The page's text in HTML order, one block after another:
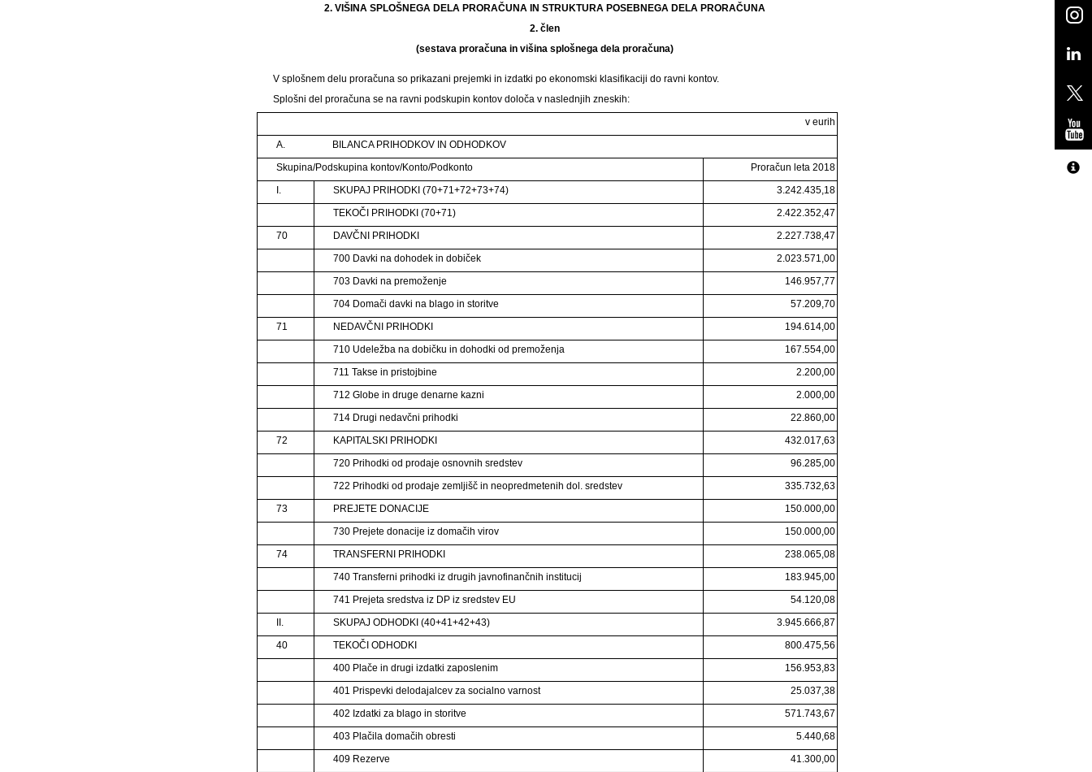
2. VIŠINA SPLOŠNEGA DELA PRORAČUNA IN STRUKTURA POSEBNEGA DELA PRORAČUNA
2. člen
(sestava proračuna in višina splošnega dela proračuna)
V splošnem delu proračuna so prikazani prejemki in izdatki po ekonomski klasifikaciji do ravni kontov.
Splošni del proračuna se na ravni podskupin kontov določa v naslednjih zneskih:
v eurih
A.
BILANCA PRIHODKOV IN ODHODKOV
Skupina/Podskupina kontov/Konto/Podkonto
Proračun leta 2018
I.
SKUPAJ PRIHODKI (70+71+72+73+74)
3.242.435,18
TEKOČI PRIHODKI (70+71)
2.422.352,47
70
DAVČNI PRIHODKI
2.227.738,47
700 Davki na dohodek in dobiček
2.023.571,00
703 Davki na premoženje
146.957,77
704 Domači davki na blago in storitve
57.209,70
71
NEDAVČNI PRIHODKI
194.614,00
710 Udeležba na dobičku in dohodki od premoženja
167.554,00
711 Takse in pristojbine
2.200,00
712 Globe in druge denarne kazni
2.000,00
714 Drugi nedavčni prihodki
22.860,00
72
KAPITALSKI PRIHODKI
432.017,63
720 Prihodki od prodaje osnovnih sredstev
96.285,00
722 Prihodki od prodaje zemljišč in neopredmetenih dol. sredstev
335.732,63
73
PREJETE DONACIJE
150.000,00
730 Prejete donacije iz domačih virov
150.000,00
74
TRANSFERNI PRIHODKI
238.065,08
740 Transferni prihodki iz drugih javnofinančnih institucij
183.945,00
741 Prejeta sredstva iz DP iz sredstev EU
54.120,08
II.
SKUPAJ ODHODKI (40+41+42+43)
3.945.666,87
40
TEKOČI ODHODKI
800.475,56
400 Plače in drugi izdatki zaposlenim
156.953,83
401 Prispevki delodajalcev za socialno varnost
25.037,38
402 Izdatki za blago in storitve
571.743,67
403 Plačila domačih obresti
5.440,68
409 Rezerve
41.300,00